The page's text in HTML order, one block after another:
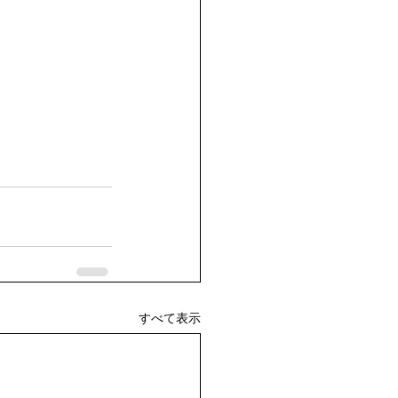
すべて表示